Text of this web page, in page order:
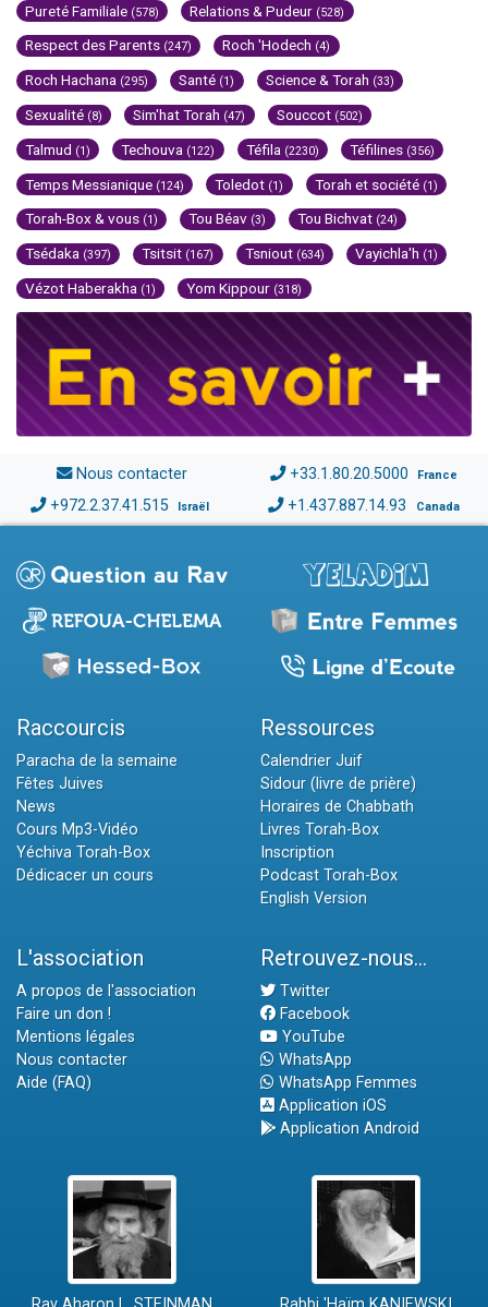
Pureté Familiale (578) Relations & Pudeur (528)
Respect des Parents (247) Roch 'Hodech (4)
Roch Hachana (295) Santé (1) Science & Torah (33)
Sexualité (8) Sim'hat Torah (47) Souccot (502)
Talmud (1) Techouva (122) Téfila (2230) Téfilines (356)
Temps Messianique (124) Toledot (1) Torah et société (1)
Torah-Box & vous (1) Tou Béav (3) Tou Bichvat (24)
Tsédaka (397) Tsitsit (167) Tsniout (634) Vayichla'h (1)
Vézot Haberakha (1) Yom Kippour (318)
Nous contacter +33.1.80.20.5000 France
+972.2.37.41.515 Israël +1.437.887.14.93 Canada
Raccourcis
Paracha de la semaine
Fêtes Juives
News
Cours Mp3-Vidéo
Yéchiva Torah-Box
Dédicacer un cours
Ressources
Calendrier Juif
Sidour (livre de prière)
Horaires de Chabbath
Livres Torah-Box
Inscription
Podcast Torah-Box
English Version
L'association
A propos de l'association
Faire un don !
Mentions légales
Nous contacter
Aide (FAQ)
Retrouvez-nous...
Twitter
Facebook
YouTube
WhatsApp
WhatsApp Femmes
Application iOS
Application Android